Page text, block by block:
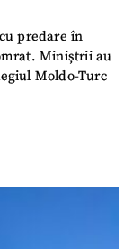
predare în
Miniștrii au
Moldo-Turc